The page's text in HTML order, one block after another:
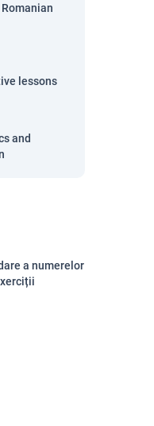
Romanian
lessons
and
a numerelor